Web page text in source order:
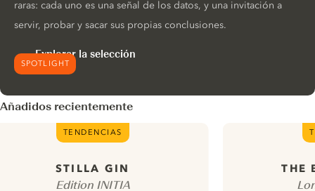
SPOTLIGHT
raras: cada uno es una señal de los datos, y una invitación a
servir, probar y sacar sus propias conclusiones.
Explorar la selección
Añadidos recientemente
TENDENCIAS
STILLA GIN
Edition INITIA
THE